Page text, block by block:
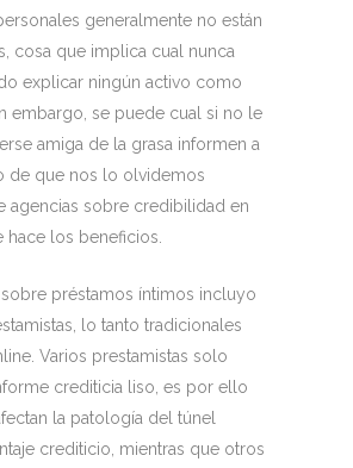
generalmente no están
cosa que implica cual nunca
explicar ningún activo como
embargo, se puede cual si no le
amiga de la grasa informen a
de que nos lo olvidemos
agencias sobre credibilidad en
hace los beneficios.
préstamos íntimos incluyo
lo tanto tradicionales
Varios prestamistas solo
crediticia liso, es por ello
la patologí­a del túnel
crediticio, mientras que otros